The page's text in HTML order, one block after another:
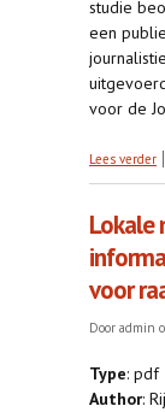
studie
een
voor de
Lees verder
Lokale
voor
Door admin
Type: pdf
Author: